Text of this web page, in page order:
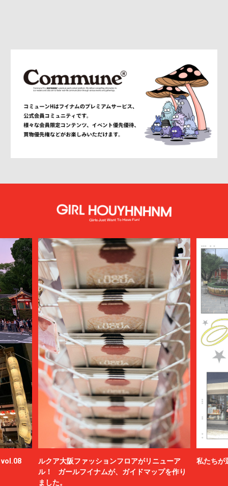
vol.08
ルクア大阪ファッションフロアがリニューア
ル！ ガールフイナムが、ガイドマップを作り
ました。
私たちが